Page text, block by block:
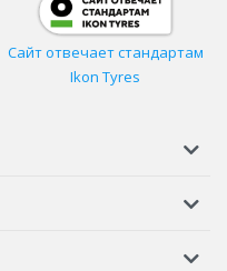
Сайт отвечает стандартам
Ikon Tyres